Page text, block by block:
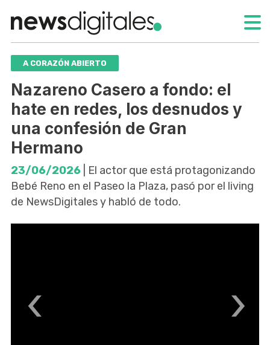
A CORAZÓN ABIERTO
Nazareno Casero a fondo: el
hate en redes, los desnudos y
una confesión de Gran
Hermano
23/06/2026 | El actor que está protagonizando
Bebé Reno en el Paseo la Plaza, pasó por el living
de NewsDigitales y habló de todo.
‹ ›